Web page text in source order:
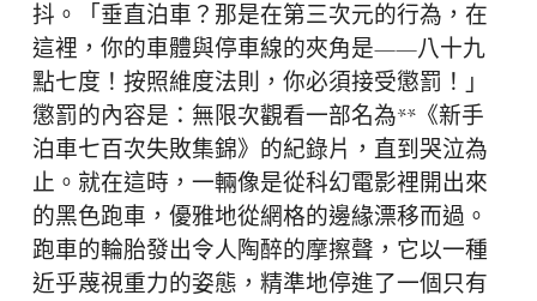
抖。「垂直泊車？那是在第三次元的行為，在
這裡，你的車體與停車線的夾角是——八十九
點七度！按照維度法則，你必須接受懲罰！」
懲罰的內容是：無限次觀看一部名為**《新手
泊車七百次失敗集錦》的紀錄片，直到哭泣為
止。就在這時，一輛像是從科幻電影裡開出來
的黑色跑車，優雅地從網格的邊緣漂移而過。
跑車的輪胎發出令人陶醉的摩擦聲，它以一種
近乎蔑視重力的姿態，精準地停進了一個只有